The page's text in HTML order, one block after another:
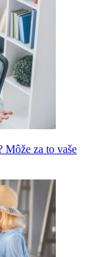
Môže za to vaše